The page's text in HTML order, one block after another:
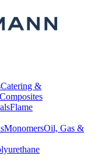
Catering &
Composites
Flame
MonomersOil, Gas &